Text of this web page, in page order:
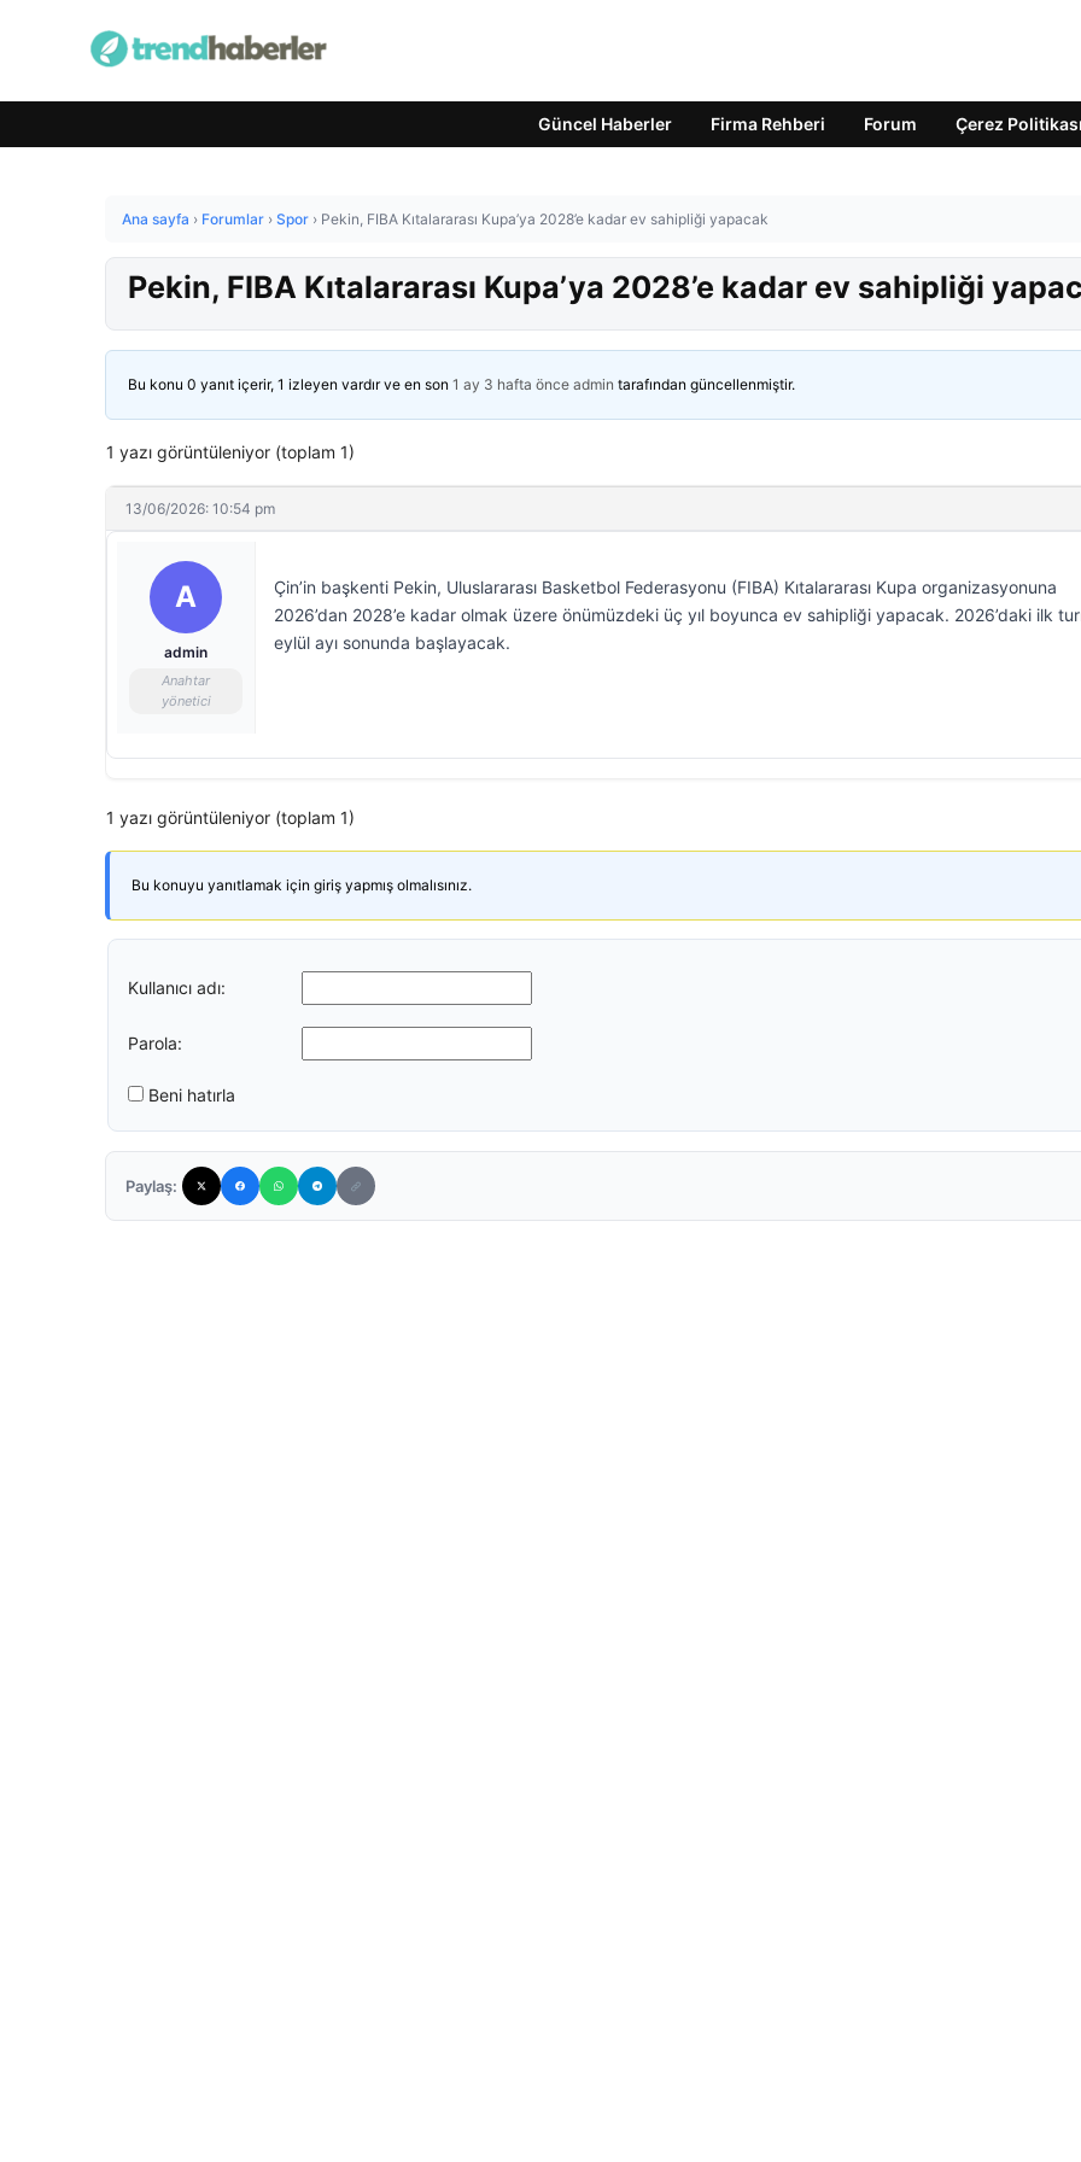
Güncel Haberler Firma Rehberi Forum Çerez Politikası
Ana sayfa › Forumlar › Spor › Pekin, FIBA Kıtalararası Kupa’ya 2028’e kadar ev sahipliği yapacak
Pekin, FIBA Kıtalararası Kupa’ya 2028’e kadar ev sahipliği
Bu konu 0 yanıt içerir, 1 izleyen vardır ve en son 1 ay 3 hafta önce admin tarafından güncellenmiştir.
1 yazı görüntüleniyor (toplam 1)
13/06/2026: 10:54 pm
A
admin
Anahtar
yönetici
Çin’in başkenti Pekin, Uluslararası Basketbol Federasyonu (FIBA) Kıtalararası Kupa organizasyonuna
2026’dan 2028’e kadar olmak üzere önümüzdeki üç yıl boyunca ev sahipliği yapacak. 2026’daki ilk
eylül ayı sonunda başlayacak.
1 yazı görüntüleniyor (toplam 1)
Bu konuyu yanıtlamak için giriş yapmış olmalısınız.
Kullanıcı adı:
Parola:
Beni hatırla
Paylaş: